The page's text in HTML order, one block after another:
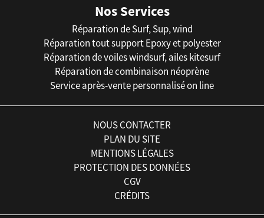
Nos Services
Réparation de Surf, Sup, wind
Réparation tout support Epoxy et polyester
Réparation de voiles windsurf, ailes kitesurf
Réparation de combinaison néoprène
Service après-vente personnalisé on line
NOUS CONTACTER
PLAN DU SITE
MENTIONS LÉGALES
PROTECTION DES DONNÉES
CGV
CRÉDITS